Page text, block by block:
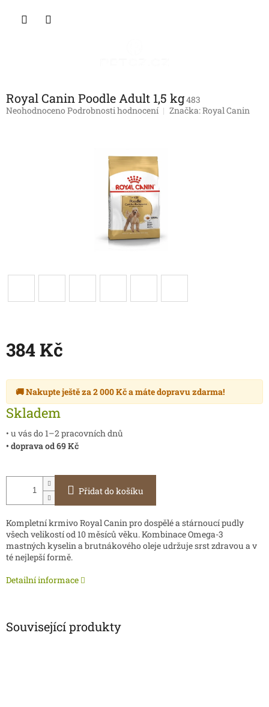
Royal Canin Poodle Adult 1,5 kg483
Průměrné
Neohodnoceno Podrobnosti hodnocení Značka:Royal Canin
384 Kč
cena:
🚚 Nakupte ještě za2 000 Kča mátedopravu zdarma!
Skladem
• u vás do 1–2 pracovních dnů
• doprava od 69 Kč
Přidat do košíku
Kompletní krmivo Royal Canin pro dospělé a stárnoucí pudly
všech velikostí od 10 měsíců věku. Kombinace Omega-3
mastných kyselin a brutnákového oleje udržuje srst zdravou a v
té nejlepší formě.
Detailní informace
Související produkty